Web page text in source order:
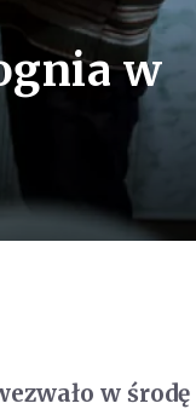
w
w środę